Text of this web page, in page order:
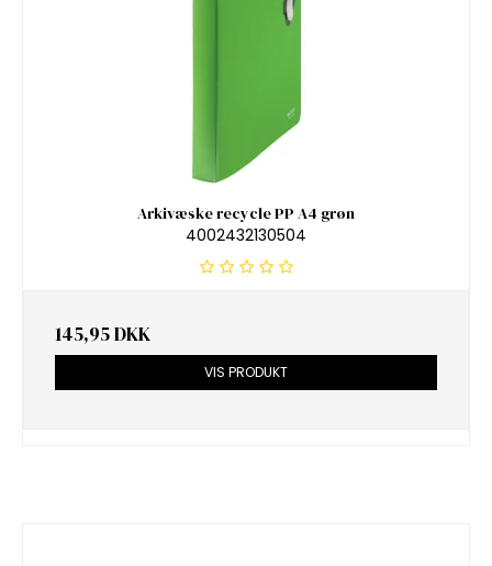
Arkivæske recycle PP A4 grøn
4002432130504
145,95 DKK
VIS PRODUKT